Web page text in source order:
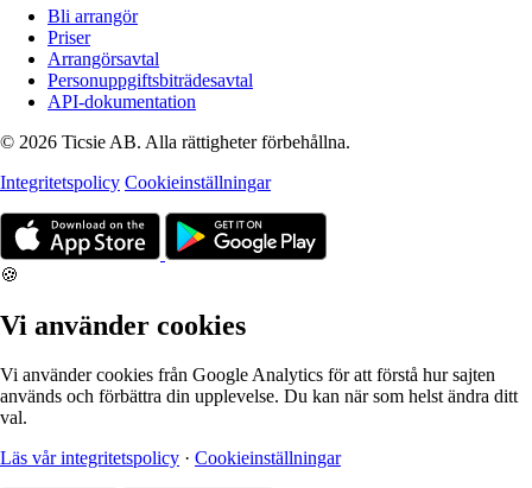
Bli arrangör
Priser
Arrangörsavtal
Personuppgiftsbiträdesavtal
API-dokumentation
© 2026 Ticsie AB. Alla rättigheter förbehållna.
Integritetspolicy Cookieinställningar
🍪
Vi använder cookies
Vi använder cookies från Google Analytics för att förstå hur sajten
används och förbättra din upplevelse. Du kan när som helst ändra ditt
val.
Läs vår integritetspolicy · Cookieinställningar